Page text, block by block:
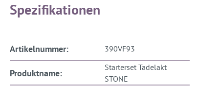
Spezifikationen
Artikelnummer: 390VF93
Produktname:
Starterset Tadelakt
STONE